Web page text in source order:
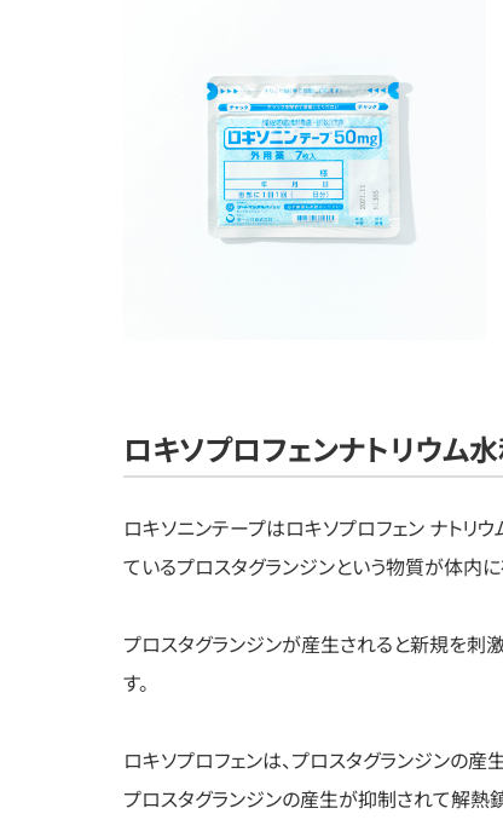
ロキソプロフェンナトリウム
ロキソニンテープはロキソプロフェン ナトリ
ているプロスタグランジンという物質が体内に
プロスタグランジンが産生されると新規を刺
す。
ロキソプロフェンは、プロスタグランジンの
プロスタグランジンの産生が抑制されて解熱